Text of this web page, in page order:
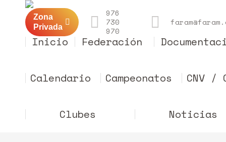
Zona
Privada
976
730
970
Inicio Federación
Calendario Campeonatos CNV /
Clubes Noticias